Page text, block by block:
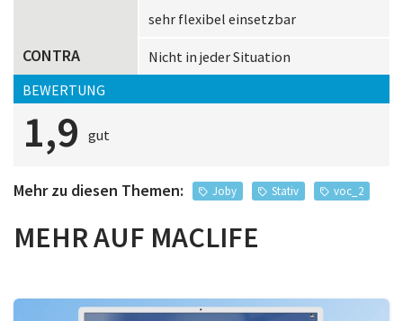
sehr flexibel einsetzbar
CONTRA
Nicht in jeder Situation
BEWERTUNG
1,9 gut
Mehr zu diesen Themen: Joby Stativ voc_2
MEHR AUF MACLIFE